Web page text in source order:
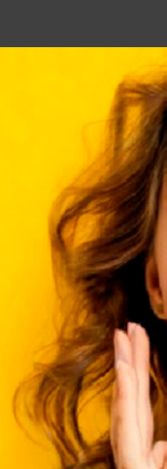
Папка-регистратор 80 мм с
арочным механизмом,
ПВХ, бордо LAMARK AF0600-
197,88
59 шт.